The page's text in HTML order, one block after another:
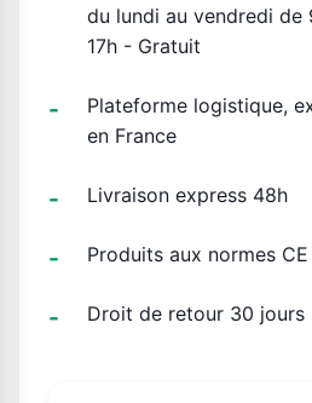
du lundi au vendredi de
17h - Gratuit
Plateforme logistique,
en France
Livraison express 48h
Produits aux normes CE
Droit de retour 30 jours